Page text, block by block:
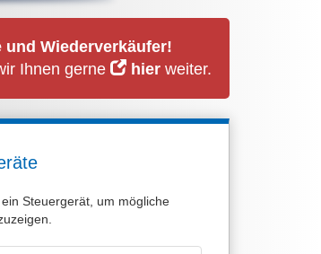
Wiederverkäufer!
Ihnen gerne
hier weiter.
Steuergerät, um mögliche